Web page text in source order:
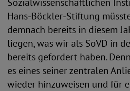
Hans-Böckler-Stiftung
demnach bereits in diesem
liegen, was wir als SoVD in
bereits gefordert haben.
es eines seiner zentralen
wieder hinzuweisen und für